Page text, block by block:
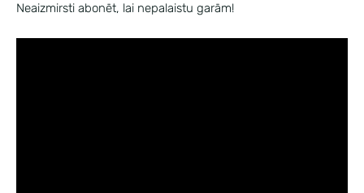
Neaizmirsti abonēt, lai nepalaistu garām!